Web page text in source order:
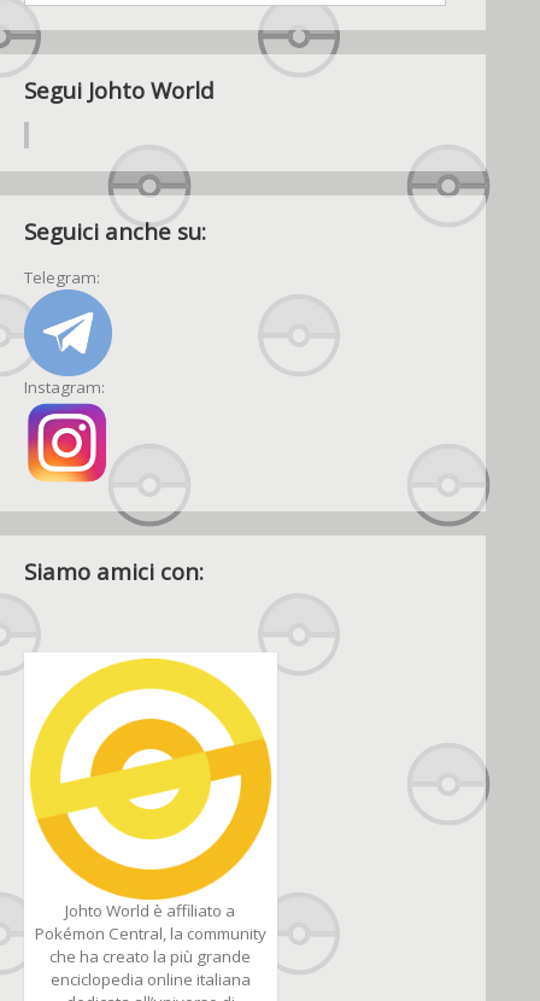
Segui Johto World
Seguici anche su:
Telegram:
Instagram:
Siamo amici con:
Johto World è affiliato a
Pokémon Central, la community
che ha creato la più grande
enciclopedia online italiana